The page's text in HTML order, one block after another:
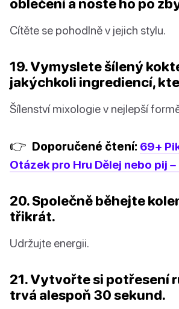
Cítěte se pohodlně v jejich stylu.
19. Vymyslete šílený
jakýchkoli ingrediencí,
Šílenství mixologie v nejlepší
👉 Doporučené čtení: 69+
Otázek pro Hru Dělej nebo pij –
20. Společně běhejte
třikrát.
Udržujte energii.
21. Vytvořte si potřesení
trvá alespoň 30 sekund.